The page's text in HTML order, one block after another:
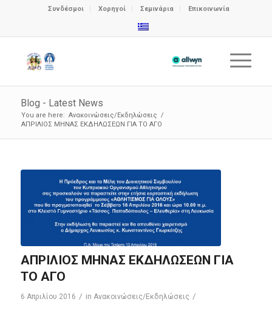
Συνδέσμοι Χορηγοί Σεμινάρια Επικοινωνία
Blog - Latest News
You are here: Ανακοινώσεις/Εκδηλώσεις /
ΑΠΡΙΛΙΟΣ ΜΗΝΑΣ ΕΚΔΗΛΩΣΕΩΝ ΓΙΑ ΤΟ ΑΓΟ
ΑΠΡΙΛΙΟΣ ΜΗΝΑΣ ΕΚΔΗΛΩΣΕΩΝ ΓΙΑ
ΤΟ ΑΓΟ
6 Απριλίου 2016 / in Ανακοινώσεις/Εκδηλώσεις /